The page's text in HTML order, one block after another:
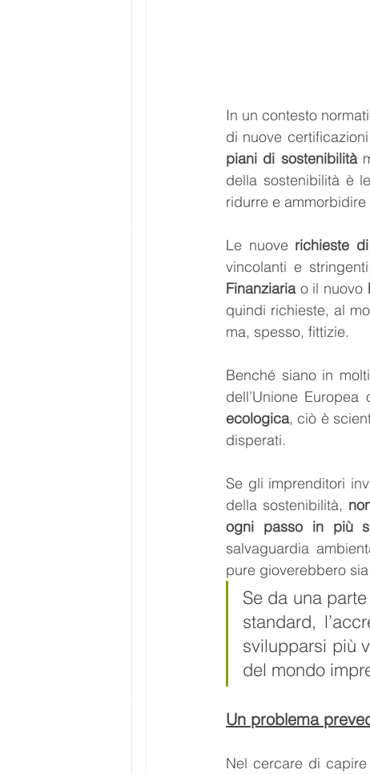
In un contesto
piani di sostenibilità
della sostenibilità è
ridurre e
Le nuove richieste di
vincolanti e
Finanziaria o il nuovo
quindi richieste, al
ma, spesso, fittizie.
Benché siano in
dell’Unione
ecologica, ciò è
disperati.
Se gli imprenditori
della sostenibilità,
ogni passo in più
salvaguardia
pure gioverebbero
Se da una
standard,
svilupparsi più
del mondo
Un problema
Nel cercare di